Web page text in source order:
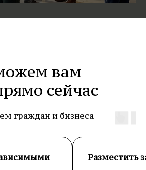
вам
сейчас
граждан и бизнеса
Разместить